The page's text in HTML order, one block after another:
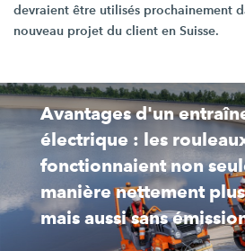
devraient être utilisés prochainement
nouveau projet du client en Suisse.
Avantages d'un
électrique : les
fonctionnaient non
manière nettement
mais aussi sans